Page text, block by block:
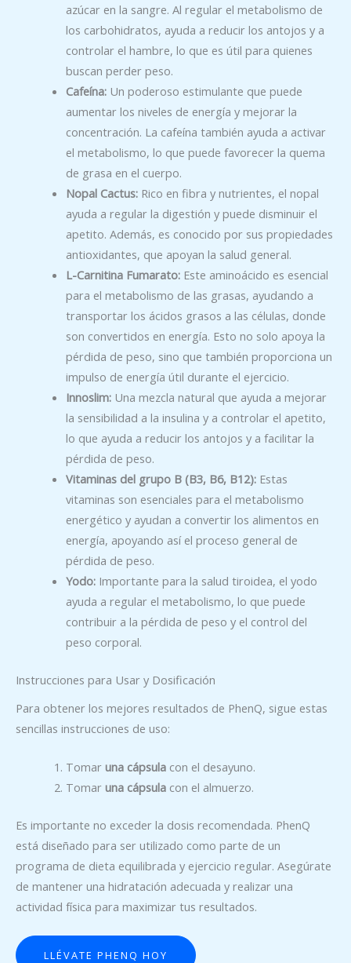
azúcar en la sangre. Al regular el metabolismo de
los carbohidratos, ayuda a reducir los antojos y a
controlar el hambre, lo que es útil para quienes
buscan perder peso.
Cafeína:Un poderoso estimulante que puede
aumentar los niveles de energía y mejorar la
concentración. La cafeína también ayuda a activar
el metabolismo, lo que puede favorecer la quema
de grasa en el cuerpo.
Nopal Cactus:Rico en fibra y nutrientes, el nopal
ayuda a regular la digestión y puede disminuir el
apetito. Además, es conocido por sus propiedades
antioxidantes, que apoyan la salud general.
L-Carnitina Fumarato:Este aminoácido es esencial
para el metabolismo de las grasas, ayudando a
transportar los ácidos grasos a las células, donde
son convertidos en energía. Esto no solo apoya la
pérdida de peso, sino que también proporciona un
impulso de energía útil durante el ejercicio.
Innoslim:Una mezcla natural que ayuda a mejorar
la sensibilidad a la insulina y a controlar el apetito,
lo que ayuda a reducir los antojos y a facilitar la
pérdida de peso.
Vitaminas del grupo B (B3, B6, B12):Estas
vitaminas son esenciales para el metabolismo
energético y ayudan a convertir los alimentos en
energía, apoyando así el proceso general de
pérdida de peso.
Yodo:Importante para la salud tiroidea, el yodo
ayuda a regular el metabolismo, lo que puede
contribuir a la pérdida de peso y el control del
peso corporal.
Instrucciones para Usar y Dosificación
Para obtener los mejores resultados de PhenQ, sigue estas
sencillas instrucciones de uso:
Tomar una cápsulacon el desayuno.
Tomar una cápsulacon el almuerzo.
Es importante no exceder la dosis recomendada. PhenQ
está diseñado para ser utilizado como parte de un
programa de dieta equilibrada y ejercicio regular. Asegúrate
de mantener una hidratación adecuada y realizar una
actividad física para maximizar tus resultados.
LLÉVATE PHENQ HOY